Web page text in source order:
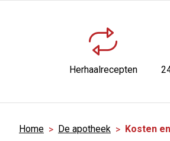
Herhaalrecepten
Home De apotheek Kosten